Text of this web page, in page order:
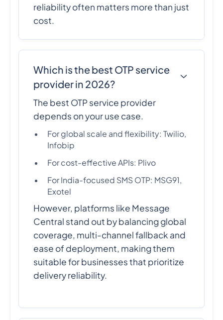
reliability often matters more than just
cost.
Which is the best OTP service
provider in 2026?
The best OTP service provider
depends on your use case.
For global scale and flexibility: Twilio,
Infobip
For cost-effective APIs: Plivo
For India-focused SMS OTP: MSG91,
Exotel
However, platforms like Message
Central stand out by balancing global
coverage, multi-channel fallback and
ease of deployment, making them
suitable for businesses that prioritize
delivery reliability.